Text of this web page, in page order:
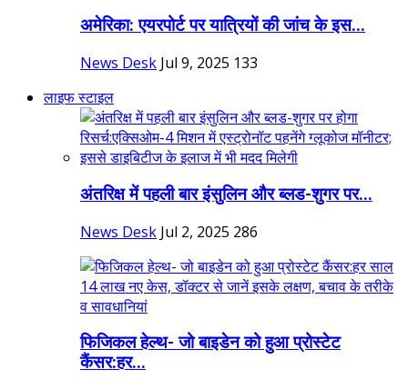
अमेरिका: एयरपोर्ट पर यात्रियों की जांच के इस...
News Desk Jul 9, 2025 133
लाइफ स्टाइल
अंतरिक्ष में पहली बार इंसुलिन और ब्लड-शुगर पर...
News Desk Jul 2, 2025 286
फिजिकल हेल्थ- जो बाइडेन को हुआ प्रोस्टेट
कैंसर:हर...